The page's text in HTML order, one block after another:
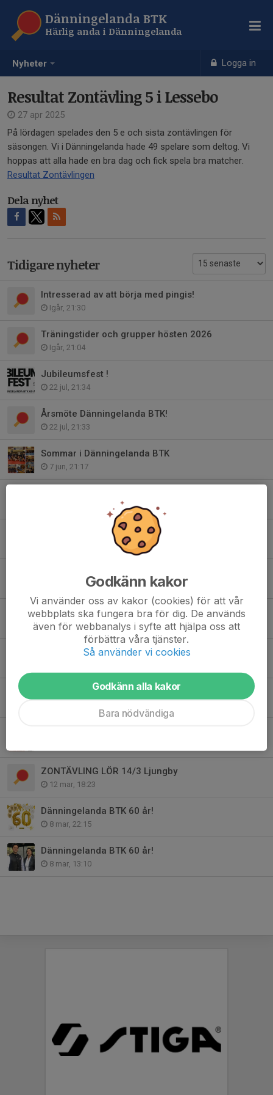
Nyheter Logga in
Dänningelanda BTK
Härlig anda i Dänningelanda
Resultat Zontävling 5 i Lessebo
27 apr 2025
På lördagen spelades den 5 e och sista zontävlingen för
säsongen. Vi i Dänningelanda hade 49 spelare som deltog. Vi
hoppas att alla hade en bra dag och fick spela bra matcher.
Resultat Zontävlingen
Dela nyhet
Tidigare nyheter
Intresserad av att börja med pingis!
Igår, 21:30
Träningstider och grupper hösten 2026
Igår, 21:04
Jubileumsfest !
22 jul, 21:34
Årsmöte Dänningelanda BTK!
22 jul, 21:33
Sommar i Dänningelanda BTK
7 jun, 21:17
28 apr, 21:36
Zontävling i Lessebo lör 18/4
14 apr, 21:14
Katarina CUP
Påsklovsveckan!
ZONTÄVLING LÖR 14/3 Ljungby
12 mar, 18:23
Dänningelanda BTK 60 år!
8 mar, 22:15
Dänningelanda BTK 60 år!
8 mar, 13:10
Godkänn kakor
Vi använder oss av kakor (cookies) för att vår
webbplats ska fungera bra för dig. De används
även för webbanalys i syfte att hjälpa oss att
förbättra våra tjänster.
Så använder vi cookies
Godkänn alla kakor
Bara nödvändiga